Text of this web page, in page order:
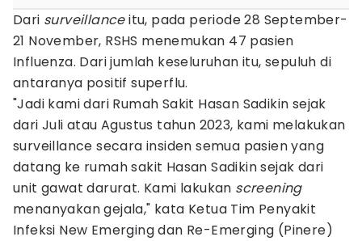
Dari surveillanceitu, pada periode 28 September-
21 November, RSHS menemukan 47 pasien
Influenza. Dari jumlah keseluruhan itu, sepuluh di
antaranya positif superflu.
"Jadi kami dari Rumah Sakit Hasan Sadikin sejak
dari Juli atau Agustus tahun 2023, kami melakukan
surveillance secara insiden semua pasien yang
datang ke rumah sakit Hasan Sadikin sejak dari
unit gawat darurat. Kami lakukan screening
menanyakan gejala," kata Ketua Tim Penyakit
Infeksi New Emerging dan Re-Emerging (Pinere)